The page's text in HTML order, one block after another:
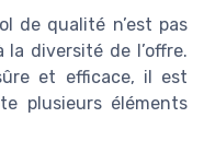
de qualité n’est pas
diversité de l’offre.
et efficace, il est
plusieurs éléments